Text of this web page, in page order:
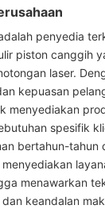
penyedia
piston canggih
laser.
kepuasan
menyediakan
spesifik
bertahun-tahun
menawarkan
dan keandalan